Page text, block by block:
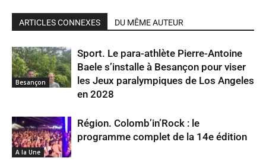
ARTICLES CONNEXES DU MÊME AUTEUR
Besançon
Sport. Le para-athlète Pierre-Antoine
Baele s’installe à Besançon pour viser
les Jeux paralympiques de Los Angeles
en 2028
A la Une
Région. Colomb’in’Rock : le
programme complet de la 14e édition